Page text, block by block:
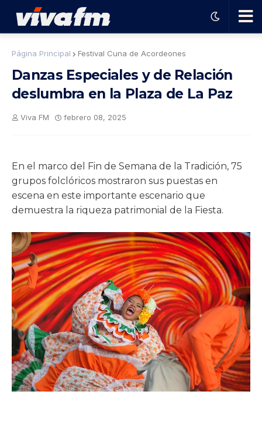
Ha
el
pro
gra
ma
Página Principal Festival Cuna de Acordeones
Danzas Especiales y de Relación
deslumbra en la Plaza de La Paz
Viva FM febrero 08, 2025
En el marco del Fin de Semana de la Tradición, 75
grupos folclóricos mostraron sus puestas en
escena en este importante escenario que
demuestra la riqueza patrimonial de la Fiesta.